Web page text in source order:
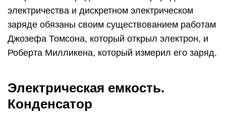
электричества и дискретном электрическом
заряде обязаны своим существованием работам
Джозефа Томсона, который открыл электрон, и
Роберта Милликена, который измерил его заряд.
Электрическая емкость.
Конденсатор